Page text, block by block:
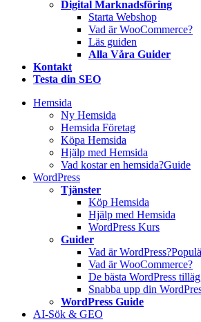
Digital Marknadsföring
Starta Webshop
Vad är WooCommerce?
Läs guiden
Alla Våra Guider
Kontakt
Testa din SEO
Hemsida
Ny Hemsida
Hemsida Företag
Köpa Hemsida
Hjälp med Hemsida
Vad kostar en hemsida?Guide
WordPress
Tjänster
Köp Hemsida
Hjälp med Hemsida
WordPress Kurs
Guider
Vad är WordPress?
Vad är WooCommerce?
De bästa WordPress
Snabba upp din
WordPress Guide
AI-Sök & GEO